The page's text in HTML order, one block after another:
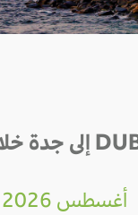
أغسطس 2026